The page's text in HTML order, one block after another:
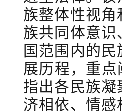
族整体性视
族共同体意
国范围内的
展历程，重
指出各民族
济相依、情